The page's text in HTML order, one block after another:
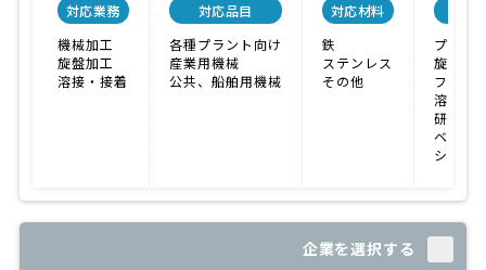
対応業務
機械加工
旋盤加工
溶接・接着
対応品目
各種プラント向け
産業用機械
公共、船舶用機械
対応材料
鉄
ステンレス
その他
プレス
旋盤
フライ
溶接機
研磨機
ベンダ
シャー
企業を選択する